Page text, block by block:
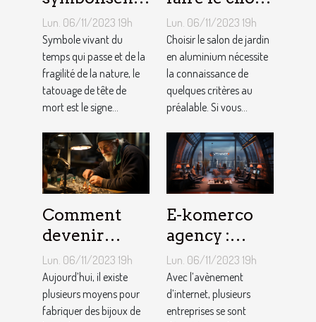
les Tatouages
Têtes de
Mort ?
Lun. 06/11/2023 19h
Symbole vivant du
temps qui passe et de la
fragilité de la nature, le
tatouage de tête de
mort est le signe...
d’un salon de
jardin en
aluminium ?
Lun. 06/11/2023 19h
Choisir le salon de jardin
en aluminium nécessite
la connaissance de
quelques critères au
préalable. Si vous...
Comment
devenir
bijoutier-
joaillier ?
Lun. 06/11/2023 19h
Aujourd’hui, il existe
plusieurs moyens pour
fabriquer des bijoux de
E-komerco
agency :
qu’est-ce que
c’est ?
Lun. 06/11/2023 19h
Avec l’avènement
d’internet, plusieurs
entreprises se sont